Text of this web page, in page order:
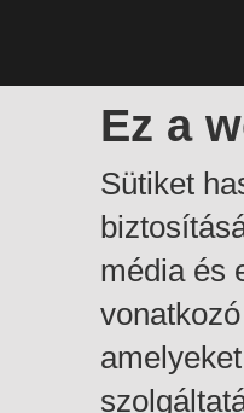
Ez a
Sütiket
média és